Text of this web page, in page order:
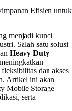
Efisien untuk
menjadi kunci
Salah satu solusi
Heavy Duty
dan akses
Artikel ini akan
Mobile Storage
serta